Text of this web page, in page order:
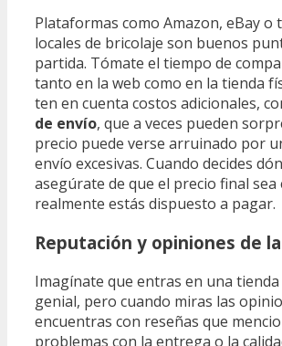
Plataformas como Amazon, eBay o
locales de bricolaje son buenos
partida. Tómate el tiempo de
tanto en la web como en la tienda
ten en cuenta costos adicionales,
de envío, que a veces pueden
precio puede verse arruinado por
envío excesivas. Cuando decides
asegúrate de que el precio final sea
realmente estás dispuesto a pagar.
Reputación y opiniones de
Imagínate que entras en una tienda
genial, pero cuando miras las
encuentras con reseñas que
problemas con la entrega o la